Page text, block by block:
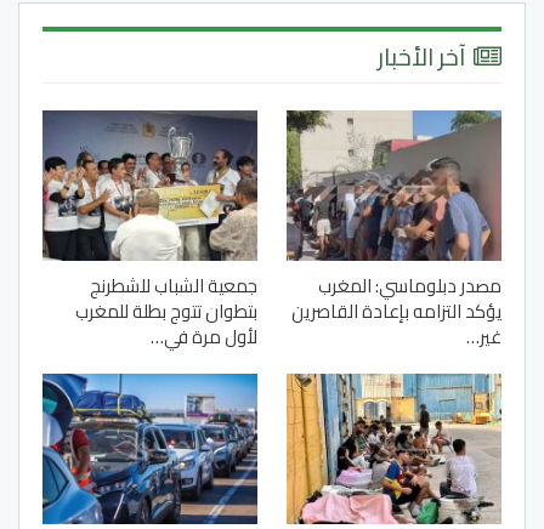
آخر الأخبار
مصدر دبلوماسي: المغرب
يؤكد التزامه بإعادة القاصرين
غير…
جمعية الشباب للشطرنج
بتطوان تتوج بطلة للمغرب
لأول مرة في…